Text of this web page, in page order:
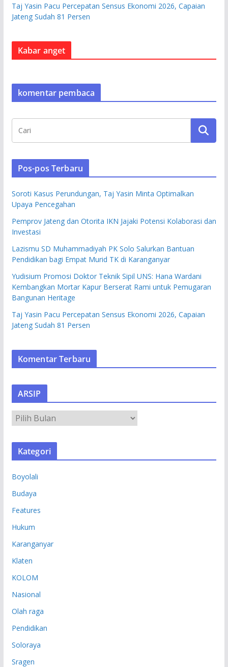
Taj Yasin Pacu Percepatan Sensus Ekonomi 2026, Capaian
Jateng Sudah 81 Persen
Kabar anget
komentar pembaca
Pos-pos Terbaru
Soroti Kasus Perundungan, Taj Yasin Minta Optimalkan
Upaya Pencegahan
Pemprov Jateng dan Otorita IKN Jajaki Potensi Kolaborasi dan
Investasi
Lazismu SD Muhammadiyah PK Solo Salurkan Bantuan
Pendidikan bagi Empat Murid TK di Karanganyar
Yudisium Promosi Doktor Teknik Sipil UNS: Hana Wardani
Kembangkan Mortar Kapur Berserat Rami untuk Pemugaran
Bangunan Heritage
Taj Yasin Pacu Percepatan Sensus Ekonomi 2026, Capaian
Jateng Sudah 81 Persen
Komentar Terbaru
ARSIP
R
S
Kategori
Boyolali
Budaya
Features
Hukum
Karanganyar
Klaten
KOLOM
Nasional
Olah raga
Pendidikan
Soloraya
Sragen